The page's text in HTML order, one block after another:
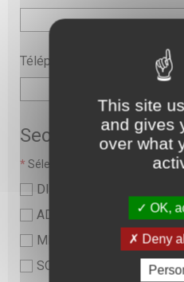
Téléphone
Secteur
* Sélectionner une valeur :
DIRECTION
ADMINISTRATIF
MEDICAL
SOINS ET PARAMEDICAL
This site
and gives
over what
OK,
Deny